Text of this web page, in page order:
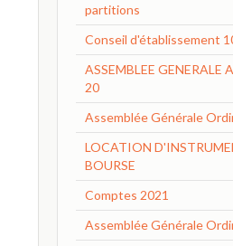
partitions
Conseil d'établissement
ASSEMBLEE GENERALE
20
Assemblée Générale
LOCATION
BOURSE
Comptes 2021
Assemblée Générale